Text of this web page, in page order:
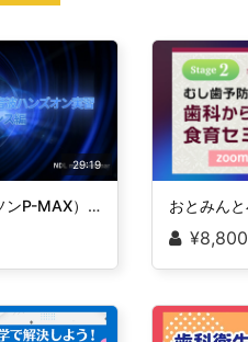
29:19
超音波（スプラソンP-MAX）実習動画 アドバンス編
¥8,800